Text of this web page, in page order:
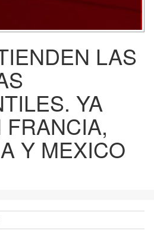
LAS
YA
FRANCIA,
Y MEXICO